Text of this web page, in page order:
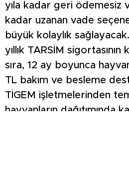
yıla kadar geri ödemesiz
kadar uzanan vade
büyük kolaylık
yıllık TARSİM sigortasının
sıra, 12 ay boyunca
TL bakım ve besleme
TİGEM işletmelerinden
hayvanların dağıtımında